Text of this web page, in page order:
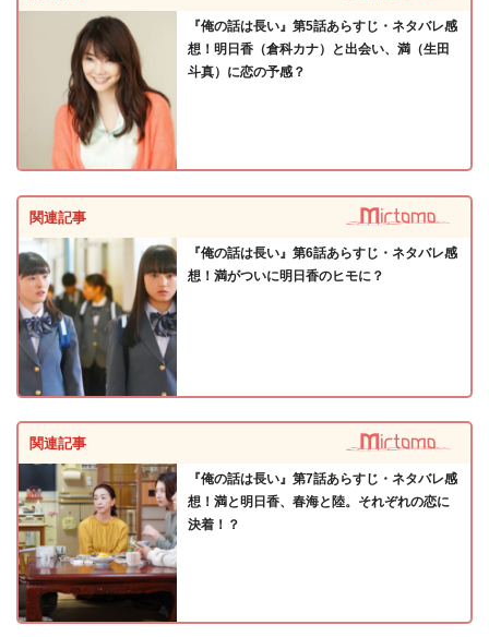
『俺の話は長い』第5話あらすじ・ネタバレ感
想！明日香（倉科カナ）と出会い、満（生田
斗真）に恋の予感？
関連記事
『俺の話は長い』第6話あらすじ・ネタバレ感
想！満がついに明日香のヒモに？
関連記事
『俺の話は長い』第7話あらすじ・ネタバレ感
想！満と明日香、春海と陸。それぞれの恋に
決着！？